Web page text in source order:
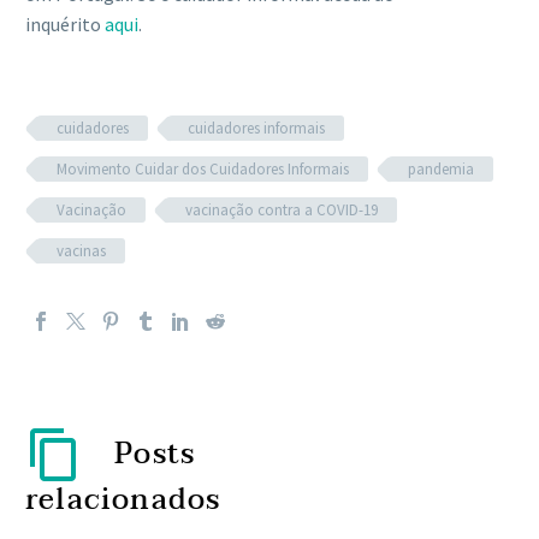
inquérito aqui.
cuidadores
cuidadores informais
Movimento Cuidar dos Cuidadores Informais
pandemia
Vacinação
vacinação contra a COVID-19
vacinas
Posts
relacionados